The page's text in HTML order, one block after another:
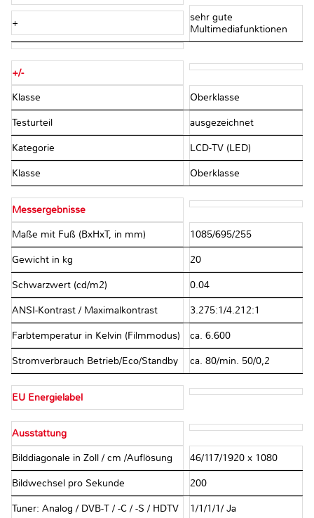
+
sehr gute
Multimediafunktionen
+/-
Klasse Oberklasse
Testurteil ausgezeichnet
Kategorie LCD-TV (LED)
Klasse Oberklasse
Messergebnisse
Maße mit Fuß (BxHxT, in mm) 1085/695/255
Gewicht in kg 20
Schwarzwert (cd/m2) 0.04
ANSI-Kontrast / Maximalkontrast 3.275:1/4.212:1
Farbtemperatur in Kelvin (Filmmodus) ca. 6.600
Stromverbrauch Betrieb/Eco/Standby ca. 80/min. 50/0,2
EU Energielabel
Ausstattung
Bilddiagonale in Zoll / cm /Auflösung 46/117/1920 x 1080
Bildwechsel pro Sekunde 200
Tuner: Analog / DVB-T / -C / -S / HDTV 1/1/1/1/ Ja